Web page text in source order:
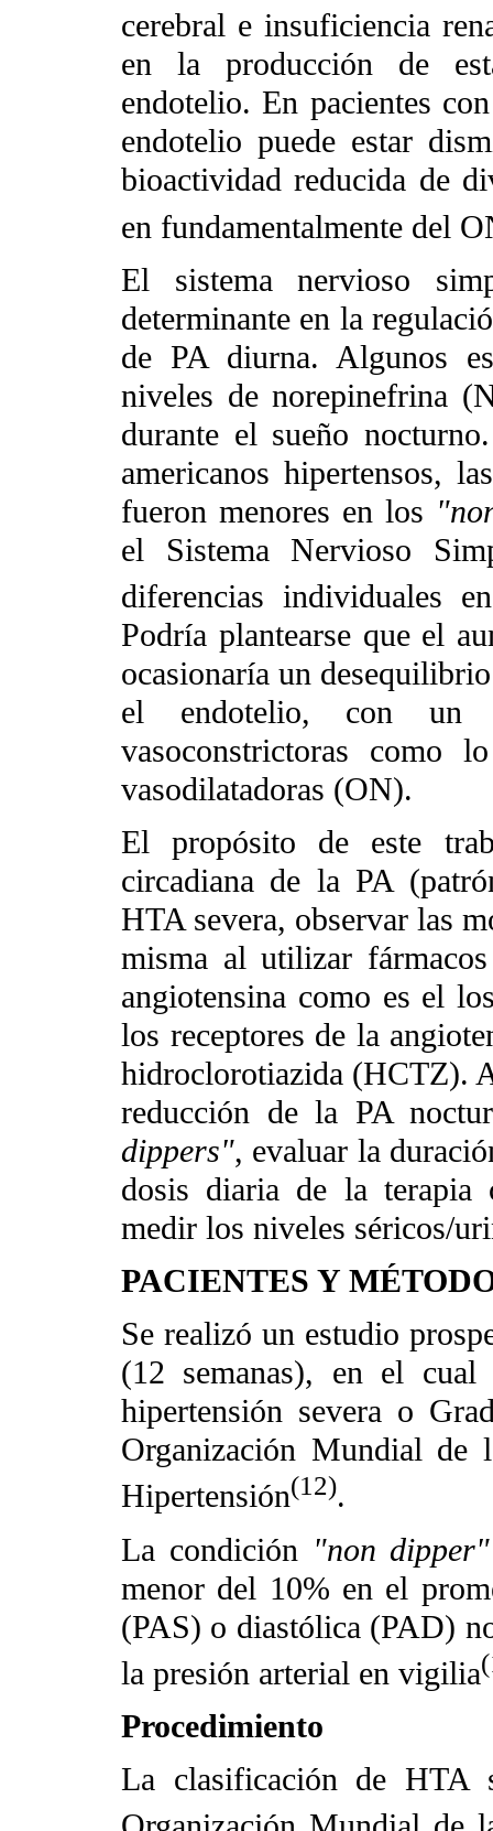
cerebral e insuficiencia
en la producción de
endotelio. En pacientes
endotelio puede estar
bioactividad reducida de
en fundamentalmente del
El sistema nervioso
determinante en la
de PA diurna. Algunos
niveles de norepinefrina
durante el sueño
americanos hipertensos,
fueron menores en los
el Sistema Nervioso
diferencias individuales
Podría plantearse que el
ocasionaría un
el endotelio, con un
vasoconstrictoras como
vasodilatadoras (ON).
El propósito de este
circadiana de la PA
HTA severa, observar las
misma al utilizar
angiotensina como es el
los receptores de la
hidroclorotiazida (HCTZ).
reducción de la PA
dippers", evaluar la
dosis diaria de la terapia
medir los niveles séricos/
PACIENTES Y
Se realizó un estudio
(12 semanas), en el cual
hipertensión severa o
Organización Mundial de
Hipertensión(12).
La condición "non dipper"
menor del 10% en el
(PAS) o diastólica (PAD)
la presión arterial en vigilia
Procedimiento
La clasificación de HTA